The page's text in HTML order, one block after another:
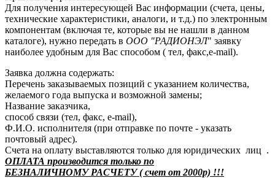
Для получения интересующей Вас информации (счета, цены,
технические характеристики, аналоги, и т.д.) по электронным
компонентам (включая те, которые вы не нашли в данном
каталоге), нужно передать в ООО "РАДИОНЭЛ" заявку
наиболее удобным для Вас способом ( тел, факс,e-mail).
Заявка должна содержать:
Перечень заказываемых позиций с указанием количества,
желаемого года выпуска и возможной замены;
Название заказчика,
способ связи (тел, факс, e-mail),
Ф.И.О. исполнителя (при отправке по почте - указать
почтовый адрес).
Счета на оплату выставляются только для юридических лиц .
ОПЛАТА производится только по
БЕЗНАЛИЧНОМУ РАСЧЕТУ ( счет от 2000р) !!!